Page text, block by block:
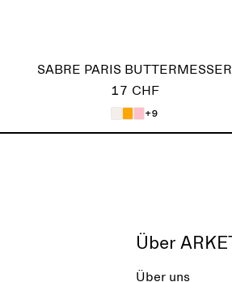
SABRE PARIS BUTTERMESSER
17 CHF
+9
Über ARKET
Über uns